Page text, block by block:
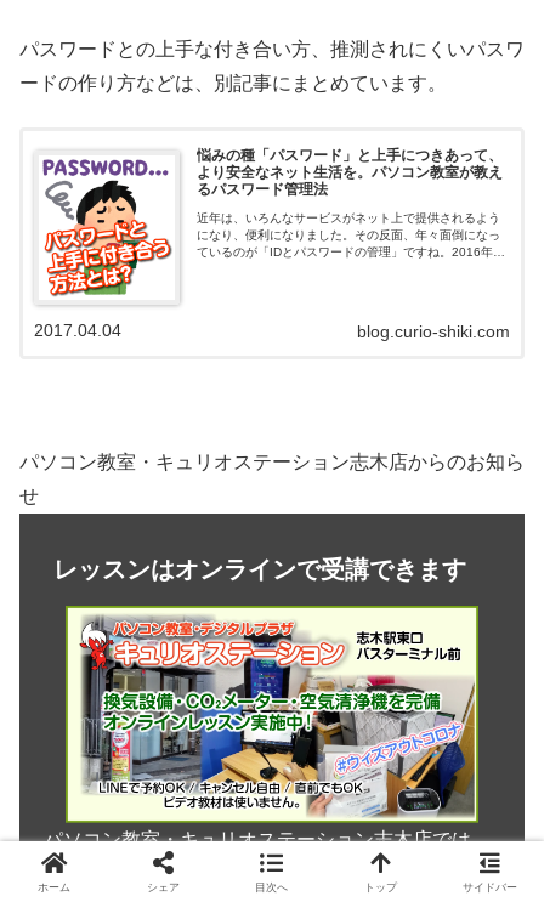
パスワードとの上手な付き合い方、推測されにくいパスワ
ードの作り方などは、別記事にまとめています。
悩みの種「パスワード」と上手につきあって、
より安全なネット生活を。パソコン教室が教え
るパスワード管理法
近年は、いろんなサービスがネット上で提供されるよう
になり、便利になりました。その反面、年々面倒になっ
ているのが「IDとパスワードの管理」ですね。2016年5
blog.curio-shiki.com
2017.04.04
パソコン教室・キュリオステーション志木店からのお知ら
せ
レッスンはオンラインで受講できます
パソコン教室・キュリオステーション志木店では、
オンラインでの在宅レッスンを実施しております。
ホーム シェア 目次へ トップ サイドバー